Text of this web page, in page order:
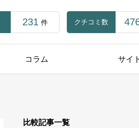
231 件 クチコミ数
コラム サイ
比較記事一覧